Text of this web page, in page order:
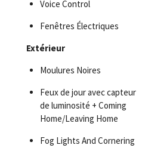
Voice Control
Fenêtres Électriques
Extérieur
Moulures Noires
Feux de jour avec capteur
de luminosité + Coming
Home/Leaving Home
Fog Lights And Cornering